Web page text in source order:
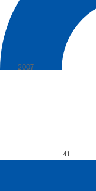
2007
41